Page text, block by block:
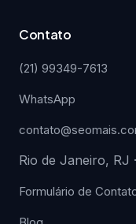
Contato
(21) 99349-7613
WhatsApp
Rio de Janeiro, RJ
Formulário de